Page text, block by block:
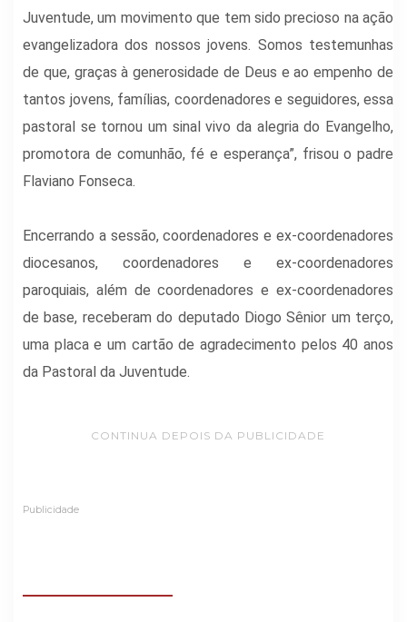
Juventude, um movimento que tem sido precioso na ação
evangelizadora dos nossos jovens. Somos testemunhas
de que, graças à generosidade de Deus e ao empenho de
tantos jovens, famílias, coordenadores e seguidores, essa
pastoral se tornou um sinal vivo da alegria do Evangelho,
promotora de comunhão, fé e esperança”, frisou o padre
Flaviano Fonseca.
Encerrando a sessão, coordenadores e ex-coordenadores
diocesanos, coordenadores e ex-coordenadores
paroquiais, além de coordenadores e ex-coordenadores
de base, receberam do deputado Diogo Sênior um terço,
uma placa e um cartão de agradecimento pelos 40 anos
da Pastoral da Juventude.
CONTINUA DEPOIS DA PUBLICIDADE
Publicidade